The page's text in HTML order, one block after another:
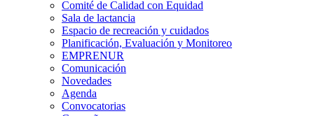
Comité de Calidad con Equidad
Sala de lactancia
Espacio de recreación y cuidados
Planificación, Evaluación y Monitoreo
EMPRENUR
Comunicación
Novedades
Agenda
Convocatorias